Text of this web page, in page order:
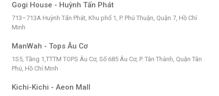
Gogi House - Huỳnh Tấn Phát
713–713A Huỳnh Tấn Phát, Khu phố 1, P. Phú Thuận, Quận 7, Hồ Chí
Minh
ManWah - Tops Âu Cơ
1S5, Tầng 1,TTTM TOPS Âu Cơ, Số 685 Âu Cơ, P. Tân Thành, Quận Tân
Phú, Hồ Chí Minh
Kichi-Kichi - Aeon Mall